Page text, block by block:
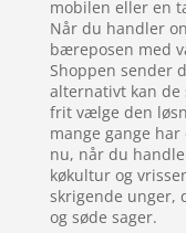
mobilen eller en
Når du handler
bæreposen med
Shoppen sender
alternativt kan de
frit vælge den
mange gange
nu, når du
køkultur og
skrigende unger,
og søde sager.